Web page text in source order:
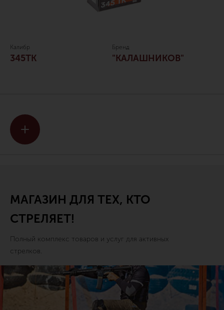
Калибр
345ТК
Бренд
"КАЛАШНИКОВ"
МАГАЗИН ДЛЯ ТЕХ, КТО
СТРЕЛЯЕТ!
Полный комплекс товаров и услуг для активных
стрелков.